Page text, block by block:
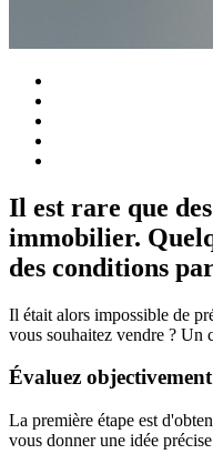
Il est rare que
immobilier.
des conditions
Il était alors impossible de
vous souhaitez vendre ? Un
Évaluez
La première étape est
vous donner une idée